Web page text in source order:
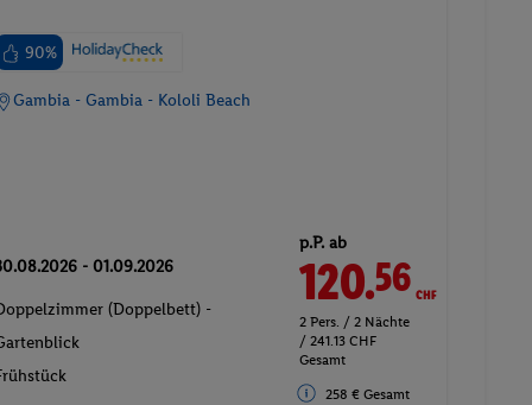
90%
Gambia - Gambia - Kololi Beach
- 01.09.2026
(Doppelbett) -
p.P. ab
120.56CHF
2 Pers. / 2 Nächte
/ 241.13 CHF
Gesamt
258 € Gesamt